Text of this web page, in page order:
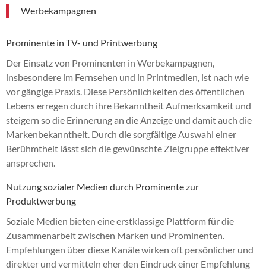
Werbekampagnen
Prominente in TV- und Printwerbung
Der Einsatz von Prominenten in Werbekampagnen,
insbesondere im Fernsehen und in Printmedien, ist nach wie
vor gängige Praxis. Diese Persönlichkeiten des öffentlichen
Lebens erregen durch ihre Bekanntheit Aufmerksamkeit und
steigern so die Erinnerung an die Anzeige und damit auch die
Markenbekanntheit. Durch die sorgfältige Auswahl einer
Berühmtheit lässt sich die gewünschte Zielgruppe effektiver
ansprechen.
Nutzung sozialer Medien durch Prominente zur
Produktwerbung
Soziale Medien bieten eine erstklassige Plattform für die
Zusammenarbeit zwischen Marken und Prominenten.
Empfehlungen über diese Kanäle wirken oft persönlicher und
direkter und vermitteln eher den Eindruck einer Empfehlung